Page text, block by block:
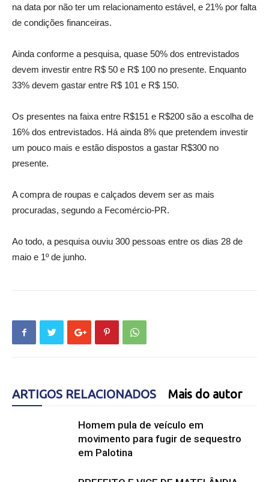
na data por não ter um relacionamento estável, e 21% por falta
de condições financeiras.
Ainda conforme a pesquisa, quase 50% dos entrevistados
devem investir entre R$ 50 e R$ 100 no presente. Enquanto
33% devem gastar entre R$ 101 e R$ 150.
Os presentes na faixa entre R$151 e R$200 são a escolha de
16% dos entrevistados. Há ainda 8% que pretendem investir
um pouco mais e estão dispostos a gastar R$300 no
presente.
A compra de roupas e calçados devem ser as mais
procuradas, segundo a Fecomércio-PR.
Ao todo, a pesquisa ouviu 300 pessoas entre os dias 28 de
maio e 1º de junho.
ARTIGOS RELACIONADOS Mais do autor
Homem pula de veículo em
movimento para fugir de sequestro
em Palotina